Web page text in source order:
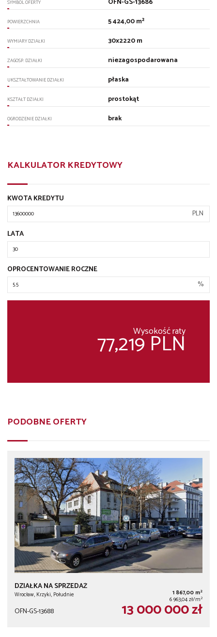
SYMBOL OFERTY
POWIERZCHNIA 5 424,00 m²
WYMIARY DZIAŁKI 30x2220 m
ZAGOSP. DZIAŁKI niezagospodarowana
UKSZTAŁTOWANIE DZIAŁKI płaska
KSZTAŁT DZIAŁKI prostokąt
OGRODZENIE DZIAŁKI brak
KALKULATOR KREDYTOWY
KWOTA KREDYTU
PLN
LATA
OPROCENTOWANIE ROCZNE
%
Wysokość raty
77,219 PLN
PODOBNE OFERTY
DZIAŁKA NA SPRZEDAŻ
Wrocław, Krzyki, Południe 1 867,00 m2
6 963,04 zł/m2
OFN-GS-13688 13 000 000 zł